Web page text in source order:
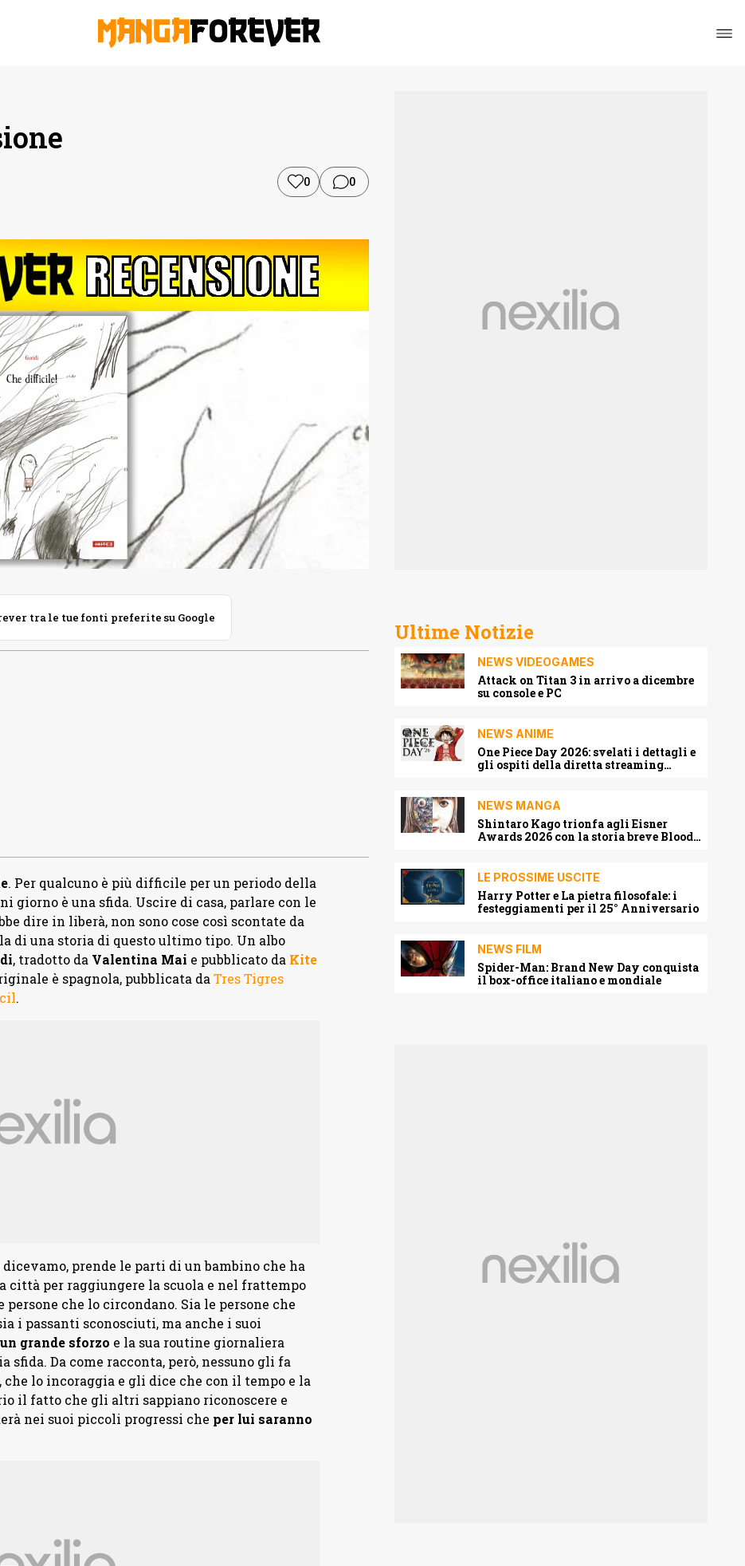
0 0
tra le tue fonti preferite su Google
. Per qualcuno è più difficile per un periodo della
giorno è una sfida. Uscire di casa, parlare con le
dire in liberà, non sono cose così scontate da
di una storia di questo ultimo tipo. Un albo
, tradotto da Valentina Mai e pubblicato da Kite
è spagnola, pubblicata da Tres Tigres
.
prende le parti di un bambino che ha
città per raggiungere la scuola e nel frattempo
che lo circondano. Sia le persone che
i passanti sconosciuti, ma anche i suoi
grande sforzo e la sua routine giornaliera
sfida. Da come racconta, però, nessuno gli fa
che lo incoraggia e gli dice che con il tempo e la
il fatto che gli altri sappiano riconoscere e
nei suoi piccoli progressi che per lui saranno
Ultime Notizie
NEWS VIDEOGAMES
Attack on Titan 3 in arrivo a dicembre
su console e PC
NEWS ANIME
One Piece Day 2026: svelati i dettagli e
gli ospiti della diretta streaming
NEWS MANGA
Shintaro Kago trionfa agli Eisner
Awards 2026 con la storia breve Blood
LE PROSSIME USCITE
Harry Potter e La pietra filosofale: i
festeggiamenti per il 25° Anniversario
NEWS FILM
Spider-Man: Brand New Day conquista
il box-office italiano e mondiale